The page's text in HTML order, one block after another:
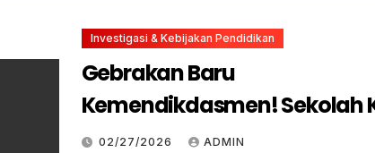
Investigasi & Kebijakan Pendidikan
Gebrakan Baru
Kemendikdasmen! Sekolah
Wajib Bikin Siswa Bahagia
02/27/2026 ADMIN